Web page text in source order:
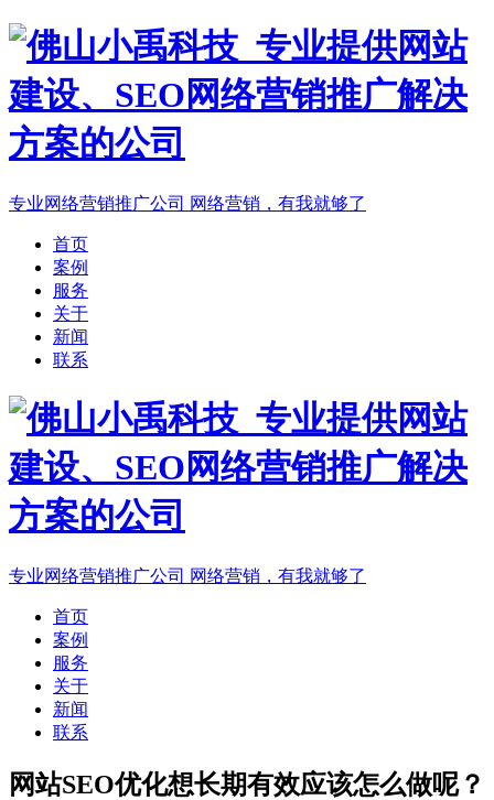
专业网络营销推广公司 网络营销，有我就够了
首页
案例
服务
关于
新闻
联系
专业网络营销推广公司 网络营销，有我就够了
首页
案例
服务
关于
新闻
联系
网站SEO优化想长期有效应该怎么做呢？